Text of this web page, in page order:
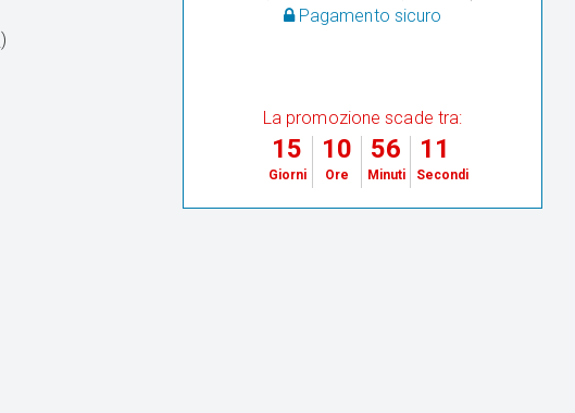
)
Pagamento sicuro
La promozione scade tra:
15
Giorni
10
Ore
56
Minuti
10
Secondi